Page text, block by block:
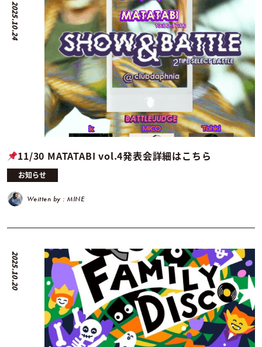
2025.10.24
11/30 MATATABI vol.4発表会詳細はこちら
お知らせ
Weitten by : MINE
2025.10.20